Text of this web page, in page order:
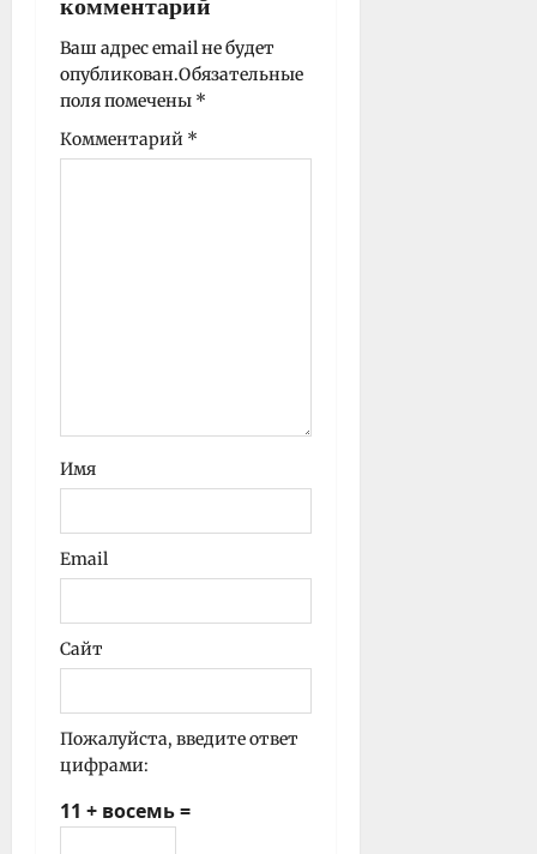
а
п
и
с
и
комментарий
Ваш адрес email не будет
опубликован.Обязательные
поля помечены *
Комментарий *
Имя
Email
Сайт
Пожалуйста, введите ответ
цифрами:
11 + восемь =